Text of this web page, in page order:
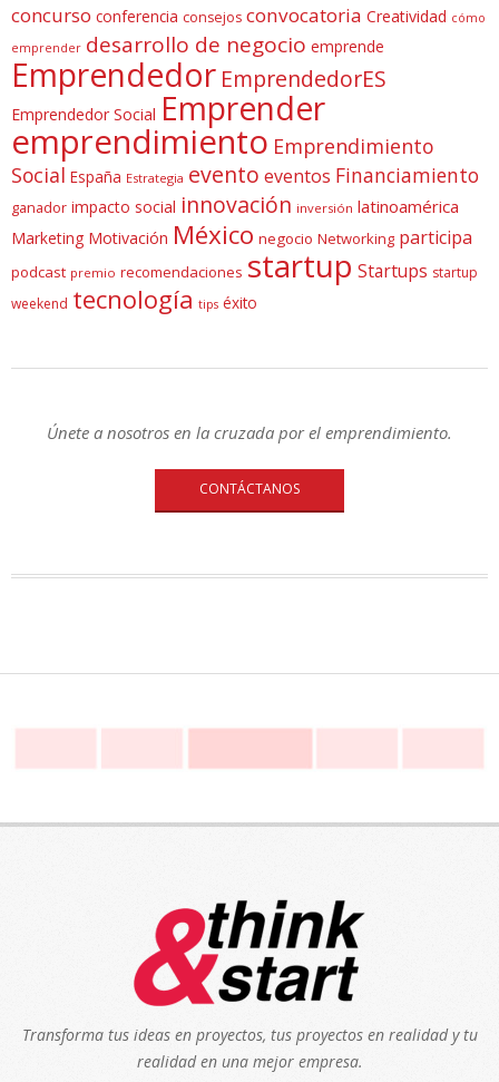
concurso conferencia consejos convocatoria Creatividad cómo
emprender desarrollo de negocio emprende
Emprendedor EmprendedorES
Emprendedor Social Emprender
emprendimiento Emprendimiento
Social España Estrategia evento eventos Financiamiento
ganador impacto social innovación inversión latinoamérica
Marketing Motivación México negocio Networking participa
podcast premio recomendaciones startup Startups startup
weekend tecnología tips éxito
Únete a nosotros en la cruzada por el emprendimiento.
CONTÁCTANOS
Transforma tus ideas en proyectos, tus proyectos en realidad y tu
realidad en una mejor empresa.